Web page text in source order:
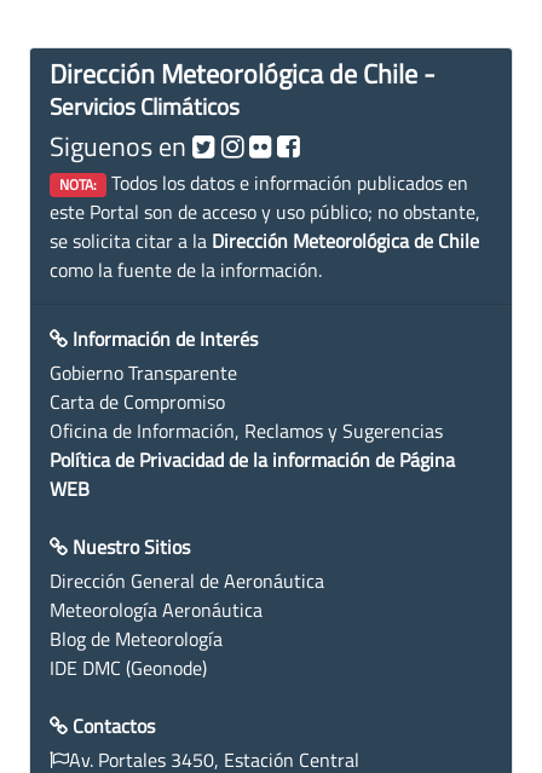
Dirección Meteorológica de Chile -
Servicios Climáticos
Siguenos en
NOTA: Todos los datos e información publicados en
este Portal son de acceso y uso público; no obstante,
se solicita citar a la Dirección Meteorológica de Chile
como la fuente de la información.
Información de Interés
Gobierno Transparente
Carta de Compromiso
Oficina de Información, Reclamos y Sugerencias
Política de Privacidad de la información de Página
WEB
Nuestro Sitios
Dirección General de Aeronáutica
Meteorología Aeronáutica
Blog de Meteorología
IDE DMC (Geonode)
Contactos
Av. Portales 3450, Estación Central